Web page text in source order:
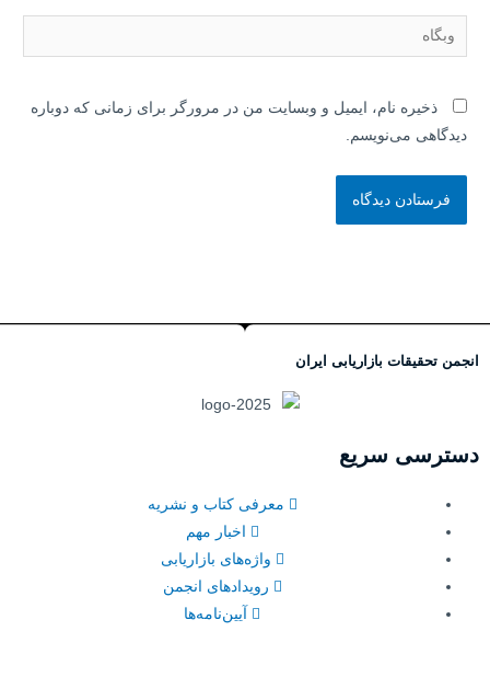
وبگاه
ذخیره نام، ایمیل و وبسایت من در مرورگر برای زمانی که دوباره
دیدگاهی می‌نویسم.
انجمن تحقیقات بازاریابی ایران
دسترسی سریع
معرفی کتاب و نشریه
اخبار مهم
واژه‌های بازاریابی
رویدادهای انجمن
آیین‌نامه‌ها